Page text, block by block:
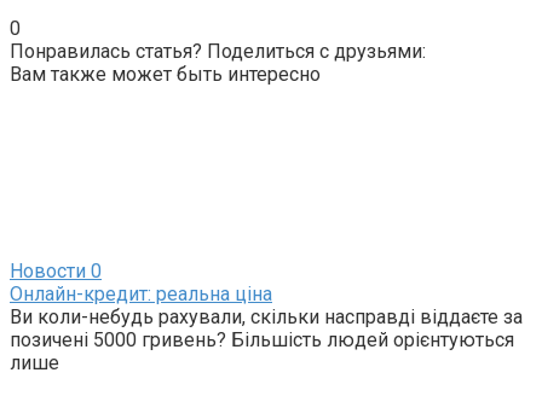
0
Понравилась статья? Поделиться с друзьями:
Вам также может быть интересно
Новости 0
Онлайн-кредит: реальна ціна
Ви коли-небудь рахували, скільки насправді віддаєте за
позичені 5000 гривень? Більшість людей орієнтуються
лише